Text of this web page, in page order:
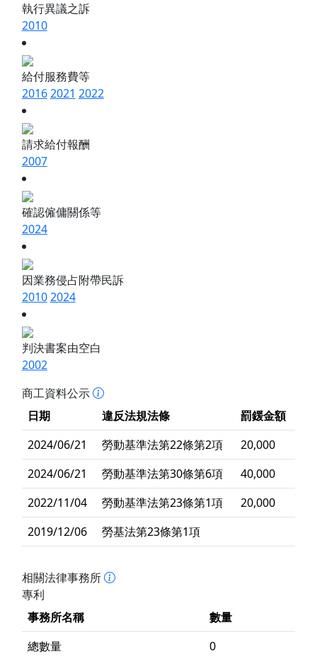
執行異議之訴
2010
給付服務費等
20162021 2022
請求給付報酬
2007
確認僱傭關係等
2024
因業務侵占附帶民訴
20102024
判決書案由空白
2002
商工資料公示
日期
違反法規法條
罰鍰金額
2024/06/21
勞動基準法第22條第2項
20,000
2024/06/21
勞動基準法第30條第6項
40,000
2022/11/04
勞動基準法第23條第1項
20,000
2019/12/06
勞基法第23條第1項
相關法律事務所
專利
事務所名稱
數量
總數量
0